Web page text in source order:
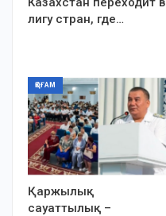
лигу стран, где…
ҚОҒАМ
Қаржылық
сауаттылық –